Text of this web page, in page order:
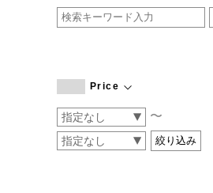
CATWORTH
COGTHEBIGSMOKE
CONVERSE
DEAN & DELUCA
Price
〜